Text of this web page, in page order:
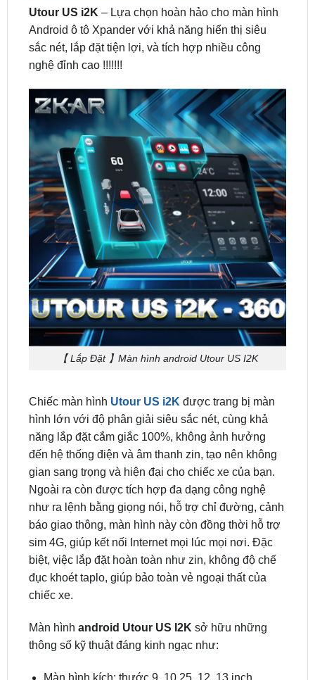
sắc nét, lắp đặt tiện lợi, và tích hợp nhiều công
nghệ đỉnh cao !!!!!!!
【 Lắp Đặt 】Màn hình android Utour US I2K
Chiếc màn hìnhUtour US i2Kđược trang bị màn
năng lắp đặt cắm giắc 100%, không ảnh hưởng
đến hệ thống điện và âm thanh zin, tạo nên không
gian sang trọng và hiện đại cho chiếc xe của bạn.
Ngoài ra còn được tích hợp đa dạng công nghệ
như ra lệnh bằng giọng nói, hỗ trợ chỉ đường, cảnh
báo giao thông, màn hình này còn đồng thời hỗ trợ
sim 4G, giúp kết nối Internet mọi lúc mọi nơi. Đặc
biệt, việc lắp đặt hoàn toàn như zin, không độ chế
đục khoét taplo, giúp bảo toàn vẻ ngoại thất của
chiếc xe.
Màn hình
Màn hình kích: thước 9, 10.25, 12, 13 inch